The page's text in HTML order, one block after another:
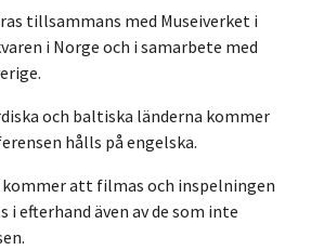
tillsammans med Museiverket i
i Norge och i samarbete med
och baltiska länderna kommer
hålls på engelska.
kommer att filmas och inspelningen
i efterhand även av de som inte